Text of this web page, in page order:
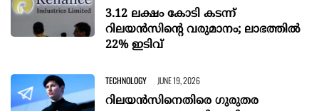
3.12 ലക്ഷം കോടി കടന്ന്
റിലയൻസിന്റെ വരുമാനം; ലാഭത്തിൽ
22% ഇടിവ്
TECHNOLOGY JUNE 19, 2026
റിലയൻസിനെതിരെ ഗുരുതര